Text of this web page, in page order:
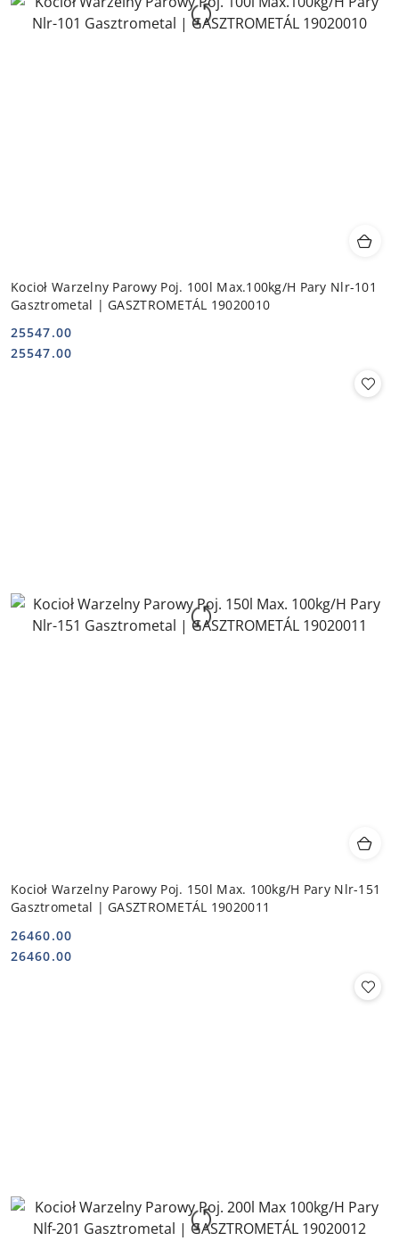
Kocioł Warzelny Parowy Poj. 100l Max.100kg/H Pary Nlr-101
Gasztrometal | GASZTROMETÁL 19020010
Cena:
25547.00
Cena:
25547.00
Kocioł Warzelny Parowy Poj. 150l Max. 100kg/H Pary Nlr-151
Gasztrometal | GASZTROMETÁL 19020011
Cena:
26460.00
Cena:
26460.00